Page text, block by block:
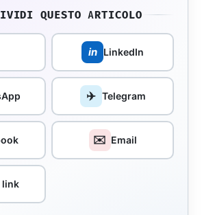
QUESTO ARTICOLO
in LinkedIn
✈️ Telegram
✉️ Email
link